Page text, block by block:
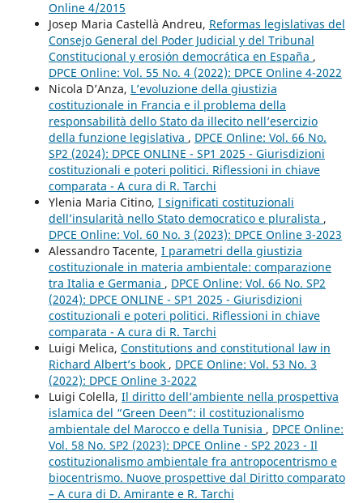
Online 4/2015
Josep Maria Castellà Andreu, Reformas legislativas del
Consejo General del Poder Judicial y del Tribunal
Constitucional y erosión democrática en España ,
DPCE Online: Vol. 55 No. 4 (2022): DPCE Online 4-2022
Nicola D’Anza, L’evoluzione della giustizia
costituzionale in Francia e il problema della
responsabilità dello Stato da illecito nell’esercizio
della funzione legislativa , DPCE Online: Vol. 66 No.
SP2 (2024): DPCE ONLINE - SP1 2025 - Giurisdizioni
costituzionali e poteri politici. Riflessioni in chiave
comparata - A cura di R. Tarchi
Ylenia Maria Citino, I significati costituzionali
dell’insularità nello Stato democratico e pluralista ,
DPCE Online: Vol. 60 No. 3 (2023): DPCE Online 3-2023
Alessandro Tacente, I parametri della giustizia
costituzionale in materia ambientale: comparazione
tra Italia e Germania , DPCE Online: Vol. 66 No. SP2
(2024): DPCE ONLINE - SP1 2025 - Giurisdizioni
costituzionali e poteri politici. Riflessioni in chiave
comparata - A cura di R. Tarchi
Luigi Melica, Constitutions and constitutional law in
Richard Albert’s book , DPCE Online: Vol. 53 No. 3
(2022): DPCE Online 3-2022
Luigi Colella, Il diritto dell’ambiente nella prospettiva
islamica del “Green Deen”: il costituzionalismo
ambientale del Marocco e della Tunisia , DPCE Online:
Vol. 58 No. SP2 (2023): DPCE Online - SP2 2023 - Il
costituzionalismo ambientale fra antropocentrismo e
biocentrismo. Nuove prospettive dal Diritto comparato
– A cura di D. Amirante e R. Tarchi